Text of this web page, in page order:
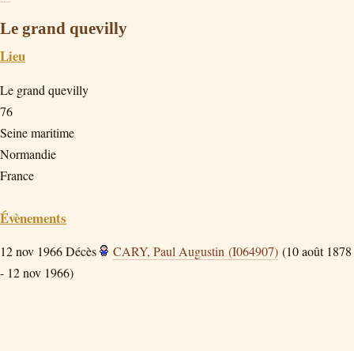
Le grand quevilly
Lieu
Le grand quevilly
76
Seine maritime
Normandie
France
Évènements
12 nov 1966Décès CARY, Paul Augustin (I064907) (10 août 1878
- 12 nov 1966)